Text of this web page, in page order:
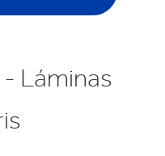
Láminas